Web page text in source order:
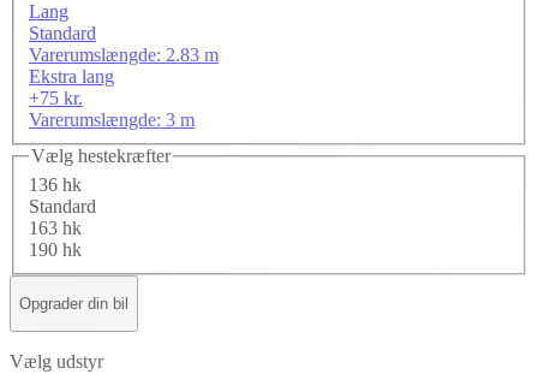
Lang
Standard
Varerumslængde: 2.83 m
Ekstra lang
+75 kr.
Varerumslængde: 3 m
Vælg hestekræfter
136 hk
Standard
163 hk
190 hk
Opgrader din bil
Vælg udstyr